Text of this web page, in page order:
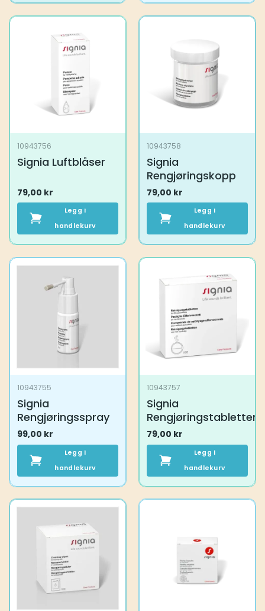
10943756
Signia Luftblåser
79,00 kr
Legg i
handlekurv
10943758
Signia
Rengjøringskopp
79,00 kr
Legg i
handlekurv
10943755
Signia
Rengjøringsspray
99,00 kr
Legg i
handlekurv
10943757
Signia
Rengjøringstabletter
79,00 kr
Legg i
handlekurv